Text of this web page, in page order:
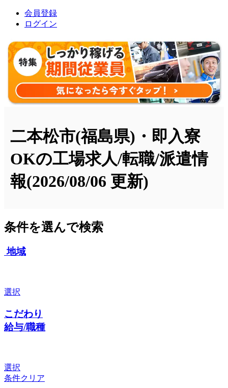
会員登録
ログイン
二本松市(福島県)・即入寮
OKの工場求人/転職/派遣情
報(2026/08/06 更新)
条件を選んで検索
地域
選択
こだわり
給与/職種
選択
条件クリア